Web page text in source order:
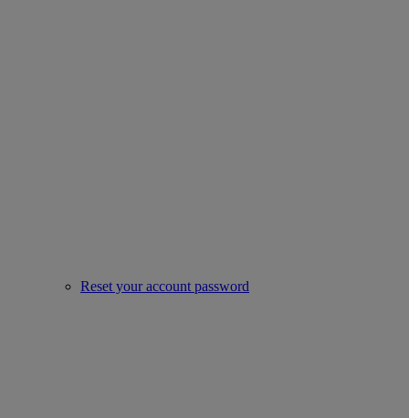
Reset your account password